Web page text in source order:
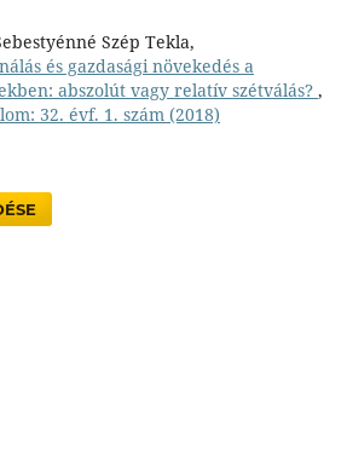
Szép Tekla,
és gazdasági növekedés a
abszolút vagy relatív szétválás? ,
32. évf. 1. szám (2018)